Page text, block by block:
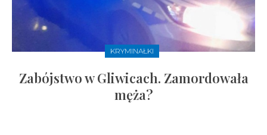
KRYMINAŁKI
Zabójstwo w Gliwicach. Zamordowała
męża?